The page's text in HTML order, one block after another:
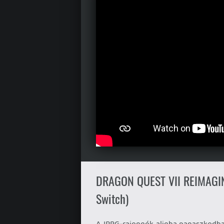
DRAGON QUEST VII
Switch)